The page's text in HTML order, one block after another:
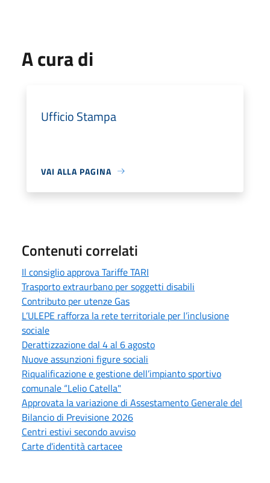
A cura di
Ufficio Stampa
VAI ALLA PAGINA
Contenuti correlati
Il consiglio approva Tariffe TARI
Trasporto extraurbano per soggetti disabili
Contributo per utenze Gas
L’ULEPE rafforza la rete territoriale per l’inclusione
sociale
Derattizzazione dal 4 al 6 agosto
Nuove assunzioni figure sociali
Riqualificazione e gestione dell’impianto sportivo
comunale “Lelio Catella"
Approvata la variazione di Assestamento Generale del
Bilancio di Previsione 2026
Centri estivi secondo avviso
Carte d'identità cartacee